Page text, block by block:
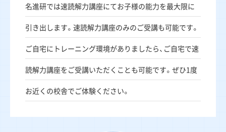
名進研では速読解力講座にてお子様の能力を最大限に
引き出します。速読解力講座のみのご受講も可能です。
ご自宅にトレーニング環境がありましたら、ご自宅で速
読解力講座をご受講いただくことも可能です。ぜひ1度
お近くの校舎でご体験ください。